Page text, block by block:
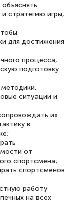
на время
ни на
стратегию игры,
для достижения
процесса,
подготовку
ситуации и
их
в
от
спортсмена;
спортсменов
работу
на всех